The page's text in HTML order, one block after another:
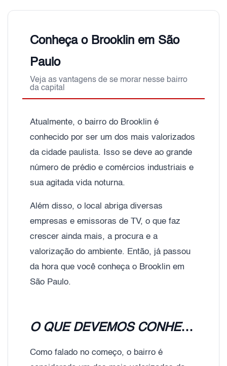
Conheça o Brooklin em São
Paulo
Veja as vantagens de se morar nesse bairro
da capital
Atualmente, o bairro do Brooklin é
conhecido por ser um dos mais valorizados
da cidade paulista. Isso se deve ao grande
número de prédio e comércios industriais e
sua agitada vida noturna.
Além disso, o local abriga diversas
empresas e emissoras de TV, o que faz
crescer ainda mais, a procura e a
valorização do ambiente. Então, já passou
da hora que você conheça o Brooklin em
São Paulo.
O QUE DEVEMOS CONHECER DO BROOKLIN, EM SÃO PAULO?
Como falado no começo, o bairro é